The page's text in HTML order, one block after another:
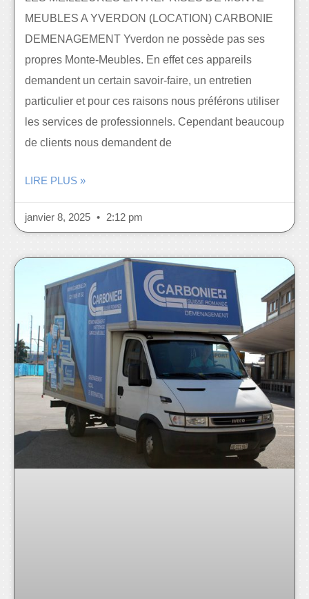
MEUBLES A YVERDON (LOCATION) CARBONIE
DEMENAGEMENT Yverdon ne possède pas ses
propres Monte-Meubles. En effet ces appareils
demandent un certain savoir-faire, un entretien
particulier et pour ces raisons nous préférons utiliser
les services de professionnels. Cependant beaucoup
de clients nous demandent de
LIRE PLUS »
janvier 8, 2025 2:12 pm